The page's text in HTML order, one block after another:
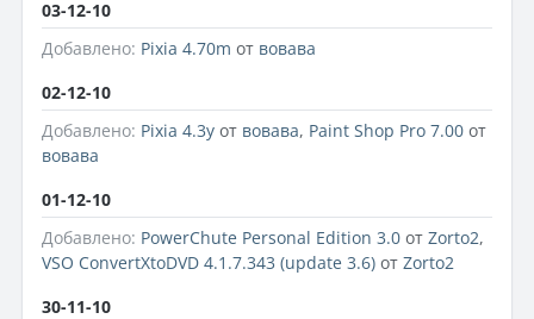
03-12-10
Добавлено: Pixia 4.70m от вовава
02-12-10
Добавлено: Pixia 4.3y от вовава, Paint Shop Pro 7.00 от
вовава
01-12-10
Добавлено: PowerChute Personal Edition 3.0 от Zorto2,
VSO ConvertXtoDVD 4.1.7.343 (update 3.6) от Zorto2
30-11-10